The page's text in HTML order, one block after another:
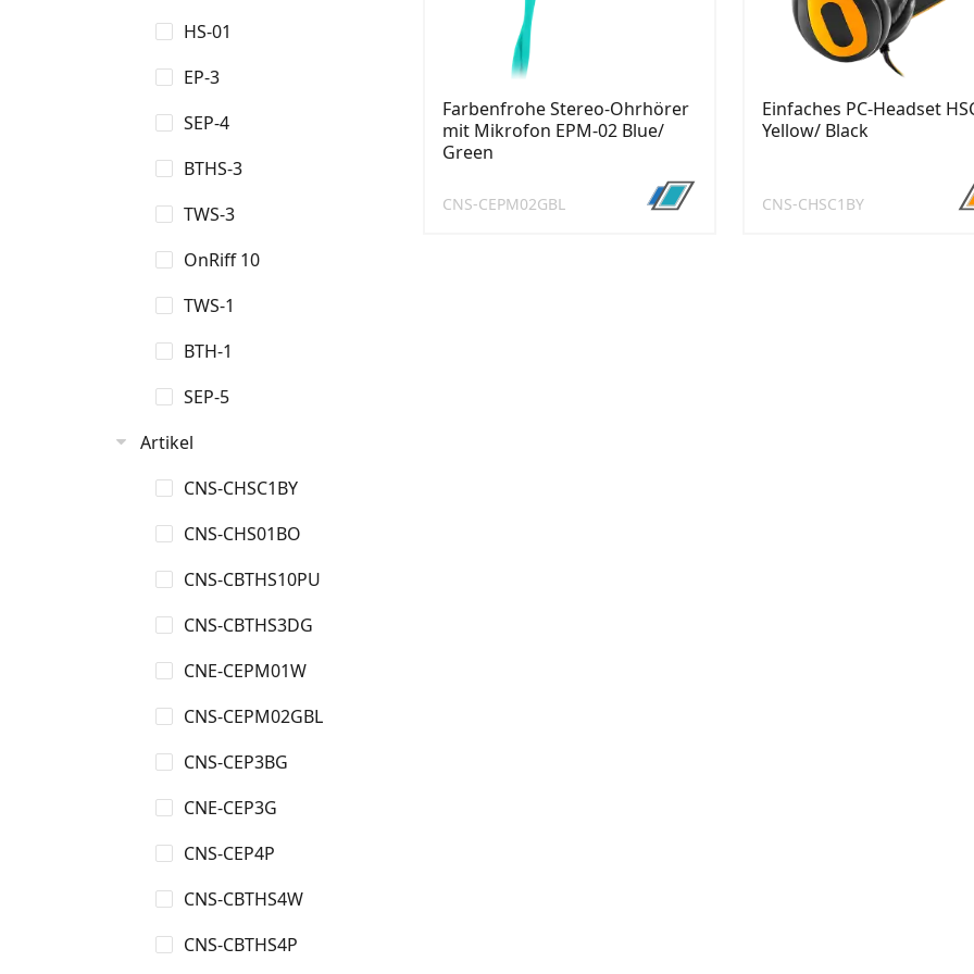
HS-01
EP-3
SEP-4
BTHS-3
TWS-3
OnRiff 10
TWS-1
BTH-1
SEP-5
Artikel
CNS-CHSC1BY
CNS-CHS01BO
CNS-CBTHS10PU
CNS-CBTHS3DG
CNE-CEPM01W
CNS-CEPM02GBL
CNS-CEP3BG
CNE-CEP3G
CNS-CEP4P
CNS-CBTHS4W
CNS-CBTHS4P
Farbenfrohe Stereo-Ohrhörer
mit Mikrofon EPM-02 Blue/
Green
CNS-CEPM02GBL
Einfaches PC-Headset
Yellow/ Black
CNS-CHSC1BY